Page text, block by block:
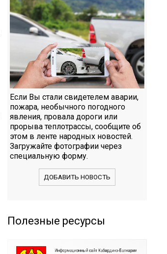
Если Вы стали свидетелем аварии,
пожара, необычного погодного
явления, провала дороги или
прорыва теплотрассы, сообщите об
этом в ленте народных новостей.
Загружайте фотографии через
специальную форму.
ДОБАВИТЬ НОВОСТЬ
Полезные ресурсы